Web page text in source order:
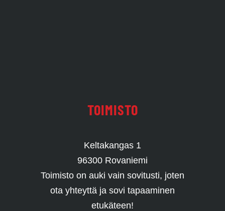
TOIMISTO
Keltakangas 1
96300 Rovaniemi
Toimisto on auki vain sovitusti, joten
ota yhteyttä ja sovi tapaaminen
etukäteen!